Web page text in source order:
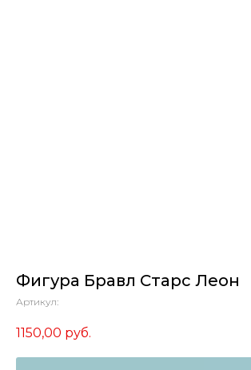
Фигура Бравл Старс Леон
Артикул:
1150,00 руб.